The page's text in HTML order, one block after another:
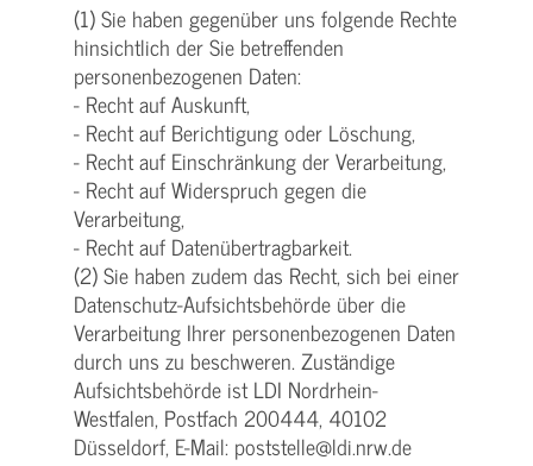
(1) Sie haben gegenüber uns folgende Rechte
hinsichtlich der Sie betreffenden
personenbezogenen Daten:
- Recht auf Auskunft,
- Recht auf Berichtigung oder Löschung,
- Recht auf Einschränkung der Verarbeitung,
- Recht auf Widerspruch gegen die
Verarbeitung,
- Recht auf Datenübertragbarkeit.
(2) Sie haben zudem das Recht, sich bei einer
Datenschutz-Aufsichtsbehörde über die
Verarbeitung Ihrer personenbezogenen Daten
durch uns zu beschweren. Zuständige
Aufsichtsbehörde ist LDI Nordrhein-
Westfalen, Postfach 200444, 40102
Düsseldorf, E-Mail: poststelle@ldi.nrw.de